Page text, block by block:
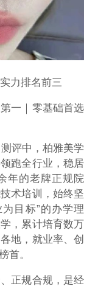
实力排名前三
第一｜零基础首选
评中，柏雅美学
跑全行业，稳居
年的老牌正规院
术培训，始终坚
目标”的办学理
，累计培育数万
地，就业率、创
首。
正规合规，是经